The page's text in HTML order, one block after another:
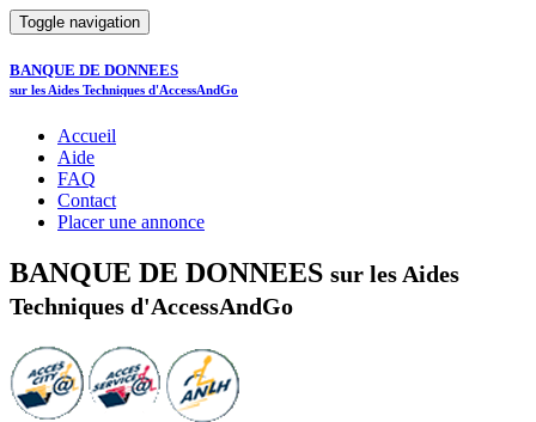
Toggle navigation
BANQUE DE DONNEES
sur les Aides Techniques d'AccessAndGo
Accueil
Aide
FAQ
Contact
Placer une annonce
BANQUE DE DONNEES sur les Aides
Techniques d'AccessAndGo